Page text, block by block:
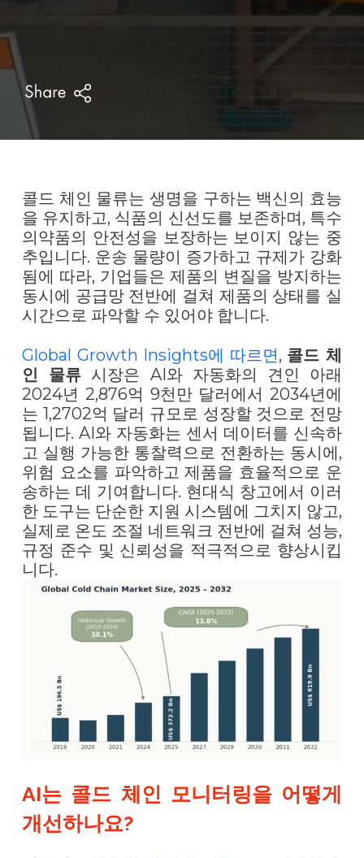
콜드 체인 물류는 생명을 구하는 백신의 효능
을 유지하고, 식품의 신선도를 보존하며, 특수
의약품의 안전성을 보장하는 보이지 않는 중
추입니다. 운송 물량이 증가하고 규제가 강화
됨에 따라, 기업들은 제품의 변질을 방지하는
동시에 공급망 전반에 걸쳐 제품의 상태를 실
시간으로 파악할 수 있어야 합니다.
Global Growth Insights에 따르면, 콜드 체
인 물류 시장은 AI와 자동화의 견인 아래
2024년 2,876억 9천만 달러에서 2034년에
는 1,2702억 달러 규모로 성장할 것으로 전망
됩니다. AI와 자동화는 센서 데이터를 신속하
고 실행 가능한 통찰력으로 전환하는 동시에,
위험 요소를 파악하고 제품을 효율적으로 운
송하는 데 기여합니다. 현대식 창고에서 이러
한 도구는 단순한 지원 시스템에 그치지 않고,
실제로 온도 조절 네트워크 전반에 걸쳐 성능,
규정 준수 및 신뢰성을 적극적으로 향상시킵
니다.
AI는 콜드 체인 모니터링을 어떻게
개선하나요?